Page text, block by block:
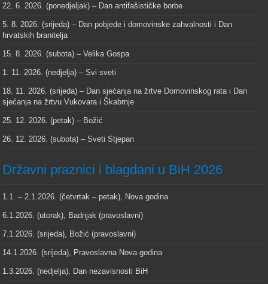
22. 6. 2026. (ponedjeljak) – Dan antifašističke borbe
5. 8. 2026. (srijeda) – Dan pobjede i domovinske zahvalnosti i Dan
hrvatskih branitelja
15. 8. 2026. (subota) – Velika Gospa
1. 11. 2026. (nedjelja) – Svi sveti
18. 11. 2026. (srijeda) – Dan sjećanja na žrtve Domovinskog rata i Dan
sjećanja na žrtvu Vukovara i Škabrnje
25. 12. 2026. (petak) – Božić
26. 12. 2026. (subota) – Sveti Stjepan
Državni praznici i blagdani u BiH 2026
1.1. – 2.1.2026. (četvrtak – petak), Nova godina
6.1.2026. (utorak), Badnjak (pravoslavni)
7.1.2026. (srijeda), Božić (pravoslavni)
14.1.2026. (srijeda), Pravoslavna Nova godina
1.3.2026. (nedjelja), Dan nezavisnosti BiH